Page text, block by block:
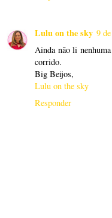
Lulu on the sky 9
Ainda não li
corrido.
Big Beijos,
Lulu on the sky
Responder